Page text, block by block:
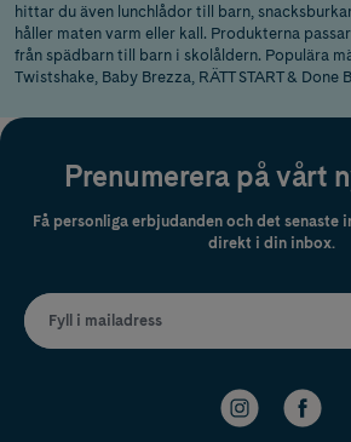
hittar du även lunchlådor till barn,
håller maten varm eller kall. Produkterna
från spädbarn till barn i skolåldern. Populära
Twistshake, Baby Brezza, RÄTT START & Done
Prenumerera på vårt
Få personliga erbjudanden och det senaste
direkt i din inbox.
Fyll i mailadress